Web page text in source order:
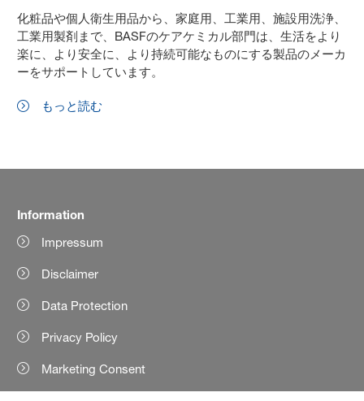
化粧品や個人衛生用品から、家庭用、工業用、施設用洗浄、
工業用製剤まで、BASFのケアケミカル部門は、生活をより
楽に、より安全に、より持続可能なものにする製品のメーカ
ーをサポートしています。
もっと読む
Information
Impressum
Disclaimer
Data Protection
Privacy Policy
Marketing Consent